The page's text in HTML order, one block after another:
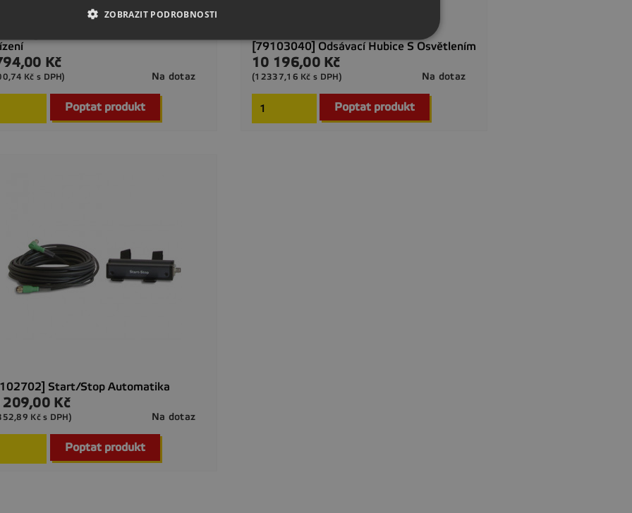
Kč
Na dotaz
Kč s DPH)
Poptat produkt
Rychlý náhled
[79103040] Odsávací Hubice S Osvětlením
Cena
10 196,00 Kč
Na dotaz
(12337,16 Kč s DPH)
Poptat produkt
Rychlý náhled
Start/Stop Automatika
209,00 Kč
Na dotaz
Kč s DPH)
Poptat produkt
Rychlý náhled
ZOBRAZIT PODROBNOSTI